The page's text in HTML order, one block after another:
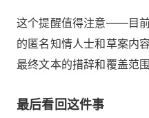
这个提醒值得注意——目
的匿名知情人士和草案内
最终文本的措辞和覆盖范
最后看回这件事